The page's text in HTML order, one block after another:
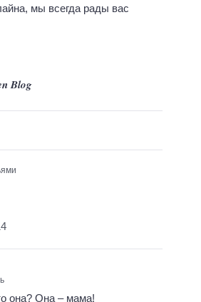
мы всегда рады вас
Blog
она? Она – мама!